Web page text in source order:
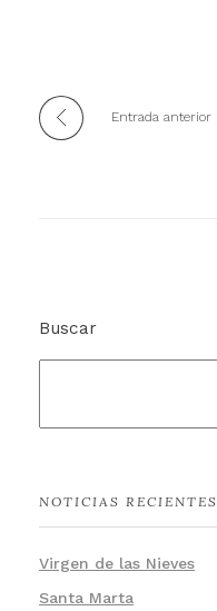
Entrada anterior
Buscar
NOTICIAS RECIENTES
Virgen de las Nieves
Santa Marta